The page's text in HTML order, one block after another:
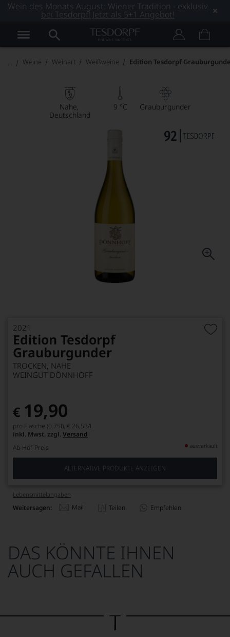
Wein des Monats August: Wiener Tradition - exklusiv
bei Tesdorpf! Jetzt als 5+1 Angebot!
Weine Weinart Weißweine Edition Tesdorpf
Nahe
Deutschland
9 °C Grauburgunder
2021
Edition Tesdorpf
Grauburgunder
TROCKEN, NAHE
WEINGUT DÖNNHOFF
€ 19,90
pro Flasche (0.75l), € 26,53/L
inkl. Mwst. zzgl. Versand
Ab-Hof-Preis
ausverkauft
ALTERNATIVE PRODUKTE ANZEIGEN
Lebensmittel­angaben
Weitersagen: Mail Teilen Empfehlen
DAS KÖNNTE IHNEN
AUCH GEFALLEN